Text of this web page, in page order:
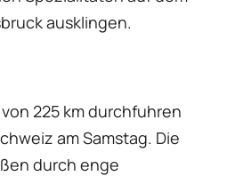
ausklingen.
225 km durchfuhren
am Samstag. Die
durch enge